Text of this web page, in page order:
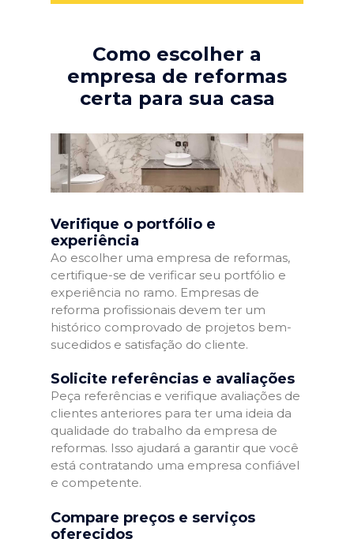
Como escolher a
empresa de reformas
certa para sua casa
Verifique o portfólio e
experiência
Ao escolher uma empresa de reformas,
certifique-se de verificar seu portfólio e
experiência no ramo. Empresas de
reforma profissionais devem ter um
histórico comprovado de projetos bem-
sucedidos e satisfação do cliente.
Solicite referências e avaliações
Peça referências e verifique avaliações de
clientes anteriores para ter uma ideia da
qualidade do trabalho da empresa de
reformas. Isso ajudará a garantir que você
está contratando uma empresa confiável
e competente.
Compare preços e serviços
oferecidos